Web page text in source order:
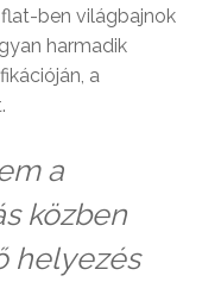
ben világbajnok
harmadik
a
a
közben
helyezés